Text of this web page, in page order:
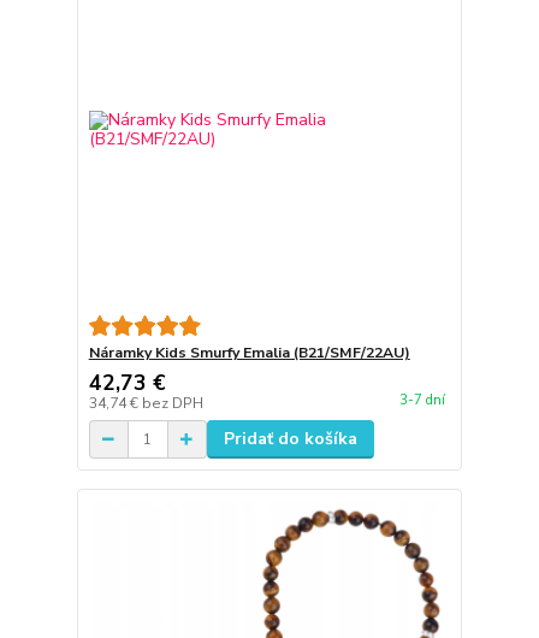
Náramky Kids Smurfy Emalia (B21/SMF/22AU)
42,73 €
34,74 € bez DPH 3-7 dní
Pridať do košíka